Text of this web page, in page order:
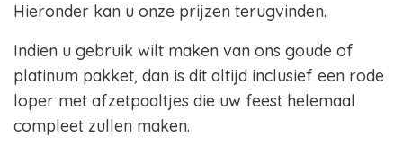
Hieronder kan u onze prijzen terugvinden.
Indien u gebruik wilt maken van ons goude of
platinum pakket, dan is dit altijd inclusief een rode
loper met afzetpaaltjes die uw feest helemaal
compleet zullen maken.